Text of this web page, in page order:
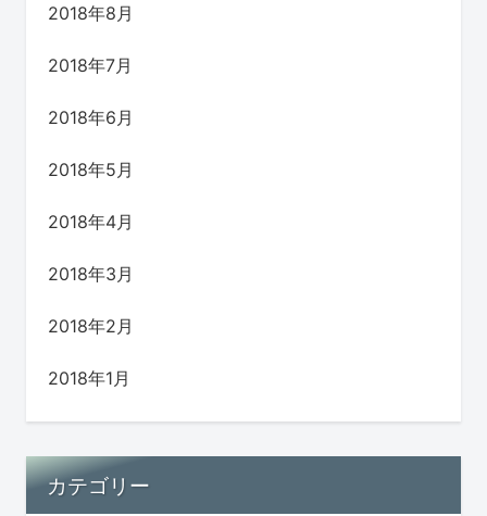
2018年8月
2018年7月
2018年6月
2018年5月
2018年4月
2018年3月
2018年2月
2018年1月
カテゴリー